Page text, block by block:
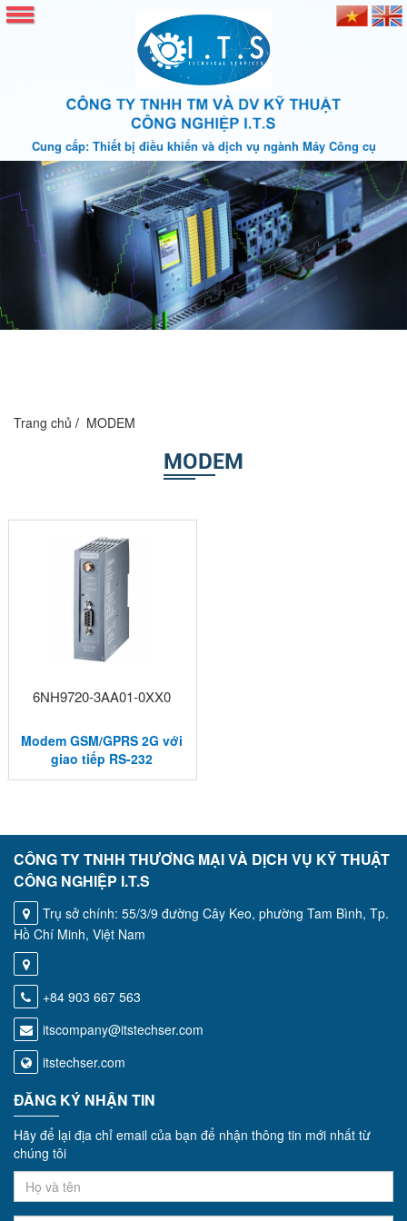
Cung cấp: Thiết bị điều khiển và dịch vụ ngành Máy Công cụ
Trang chủ MODEM
MODEM
6NH9720-3AA01-0XX0
Modem GSM/GPRS 2G với
giao tiếp RS-232
CÔNG TY TNHH THƯƠNG MẠI VÀ DỊCH VỤ KỸ THUẬT
CÔNG NGHIỆP I.T.S
Trụ sở chính: 55/3/9 đường Cây Keo, phường Tam Bình, Tp.
Hồ Chí Minh, Việt Nam
+84 903 667 563
itscompany@itstechser.com
itstechser.com
ĐĂNG KÝ NHẬN TIN
Hãy để lại địa chỉ email của bạn để nhận thông tin mới nhất từ
chúng tôi